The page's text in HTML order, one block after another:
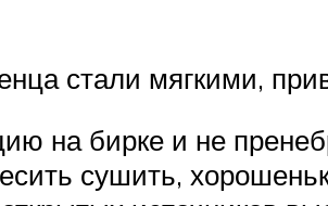
стали мягкими,
на бирке и не
сушить,